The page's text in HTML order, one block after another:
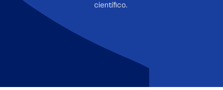
científico.